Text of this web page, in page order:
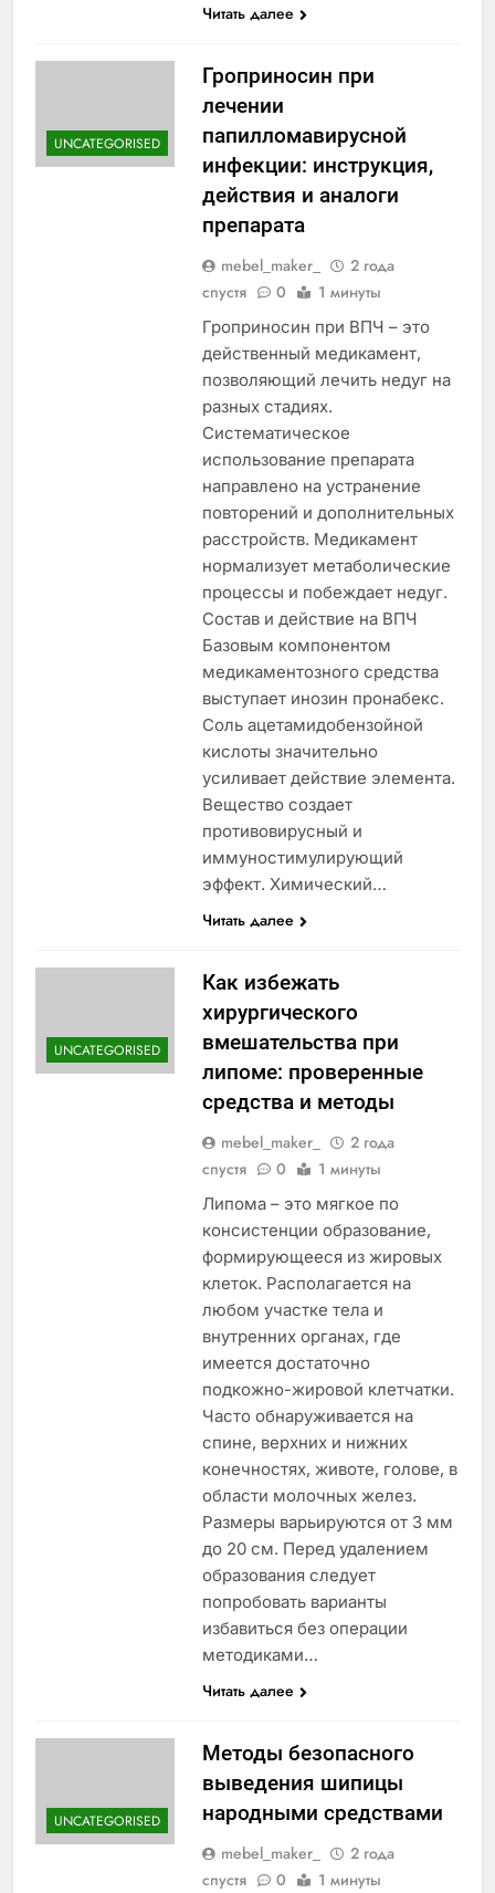
Читать далее
UNCATEGORISED
Гроприносин при
лечении
папилломавирусной
инфекции: инструкция,
действия и аналоги
препарата
mebel_maker_
2 года
спустя
0 1 минуты
Гроприносин при ВПЧ – это
действенный медикамент,
позволяющий лечить недуг на
разных стадиях.
Систематическое
использование препарата
направлено на устранение
повторений и дополнительных
расстройств. Медикамент
нормализует метаболические
процессы и побеждает недуг.
Состав и действие на ВПЧ
Базовым компонентом
медикаментозного средства
выступает инозин пронабекс.
Соль ацетамидобензойной
кислоты значительно
усиливает действие элемента.
Вещество создает
противовирусный и
иммуностимулирующий
эффект. Химический…
Читать далее
UNCATEGORISED
Как избежать
хирургического
вмешательства при
липоме: проверенные
средства и методы
mebel_maker_
2 года
спустя
0 1 минуты
Липома – это мягкое по
консистенции образование,
формирующееся из жировых
клеток. Располагается на
любом участке тела и
внутренних органах, где
имеется достаточно
подкожно-жировой клетчатки.
Часто обнаруживается на
спине, верхних и нижних
конечностях, животе, голове, в
области молочных желез.
Размеры варьируются от 3 мм
до 20 см. Перед удалением
образования следует
попробовать варианты
избавиться без операции
методиками…
Читать далее
UNCATEGORISED
Методы безопасного
выведения шипицы
народными средствами
mebel_maker_
2 года
спустя
0 1 минуты